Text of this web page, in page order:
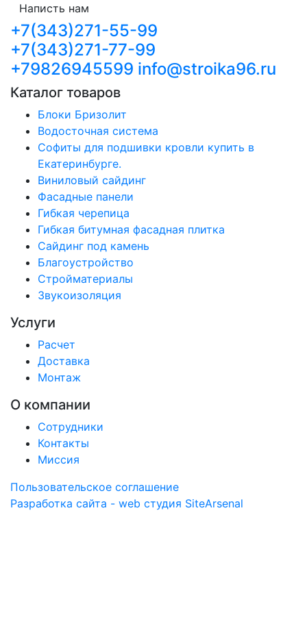
Написть нам
+7(343)271-55-99
+7(343)271-77-99
+79826945599 info@stroika96.ru
Каталог товаров
Блоки Бризолит
Водосточная система
Софиты для подшивки кровли купить в
Екатеринбурге.
Виниловый сайдинг
Фасадные панели
Гибкая черепица
Гибкая битумная фасадная плитка
Сайдинг под камень
Благоустройство
Стройматериалы
Звукоизоляция
Услуги
Расчет
Доставка
Монтаж
О компании
Сотрудники
Контакты
Миссия
Пользовательское соглашение
Разработка сайта - web студия SiteArsenal